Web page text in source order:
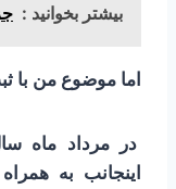
بیشتر بخوانید :
اما موضوع من با
در مرداد ماه
اینجانب به